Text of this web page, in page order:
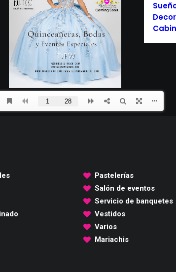
Pastelerías
Salón de eventos
Servicio de banquetes
Vestidos
Varios
Mariachis